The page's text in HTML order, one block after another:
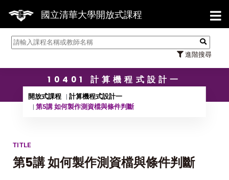
國立清華大學開放式課程
進階搜尋
【7/31】114學年度第
10401 計算機程式設計一
開放式課程
計算機程式設計一
第5講 如何製作測資檔與條件判斷
TITLE
第5講 如何製作測資檔與條件判斷